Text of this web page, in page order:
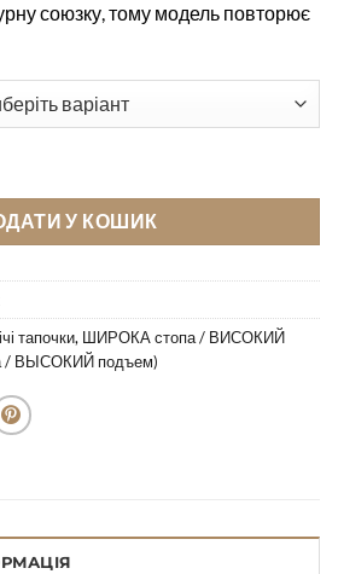
союзку, тому модель повторює
У КОШИК
тапочки, ШИРОКА стопа / ВИСОКИЙ
/ ВЫСОКИЙ подъем)